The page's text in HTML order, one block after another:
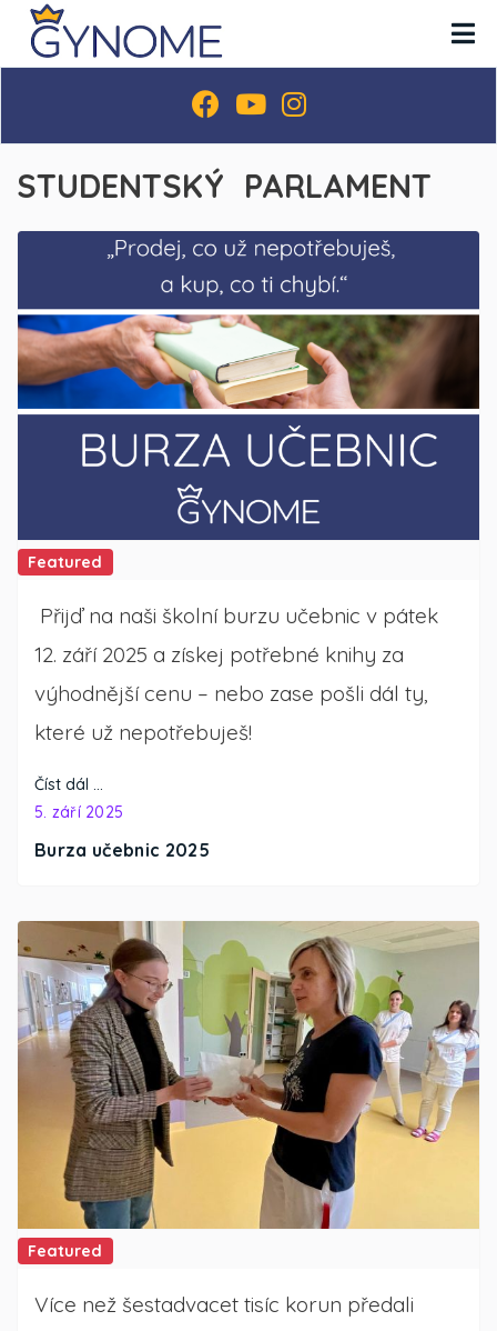
STUDENTSKÝ PARLAMENT
Featured
Burza učebnic 2025
5. září 2025
Přijď na naši školní burzu učebnic v pátek
12. září 2025 a získej potřebné knihy za
výhodnější cenu – nebo zase pošli dál ty,
které už nepotřebuješ!
Číst dál …
Featured
Více než šestadvacet tisíc korun předali